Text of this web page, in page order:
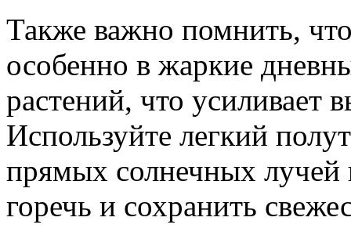
Также важно помнить,
особенно в жаркие
растений, что усиливает
Используйте легкий
прямых солнечных лучей
горечь и сохранить